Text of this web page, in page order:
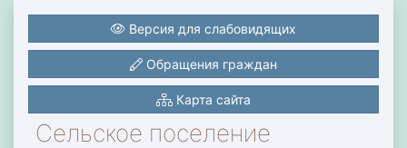
Сельское поселение
Версия для слабовидящих
Обращения граждан
Карта сайта